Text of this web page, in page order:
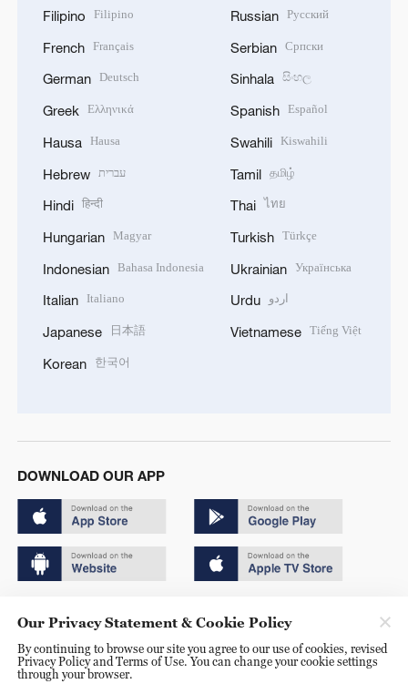
Filipino Filipino
French Français
German Deutsch
Greek Ελληνικά
Hausa Hausa
Hebrew עברית
Hindi हिन्दी
Hungarian Magyar
Indonesian Bahasa Indonesia
Italian Italiano
Japanese 日本語
Korean 한국어
Russian Русский
Serbian Српски
Sinhala සිංහල
Spanish Español
Swahili Kiswahili
Tamil தமிழ்
Thai ไทย
Turkish Türkçe
Ukrainian Українська
Urdu اردو
Vietnamese Tiếng Việt
DOWNLOAD OUR APP
京ICP备20000184号
京公网安备 11010502050052号
Our Privacy Statement & Cookie Policy
By continuing to browse our site you agree to our use of cookies, revised
Privacy Policy and Terms of Use. You can change your cookie settings
through your browser.